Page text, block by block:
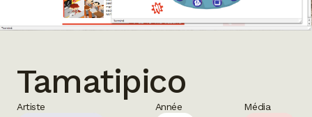
Tamatipico
Artiste
Année
Média